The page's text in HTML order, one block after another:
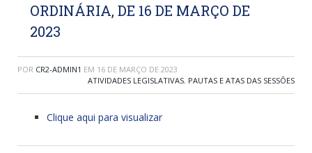
ORDINÁRIA, DE 16 DE MARÇO DE
2023
POR CR2-ADMIN1 EM 16 DE MARÇO DE 2023
ATIVIDADES LEGISLATIVAS, PAUTAS E ATAS DAS SESSÕES
Clique aqui para visualizar